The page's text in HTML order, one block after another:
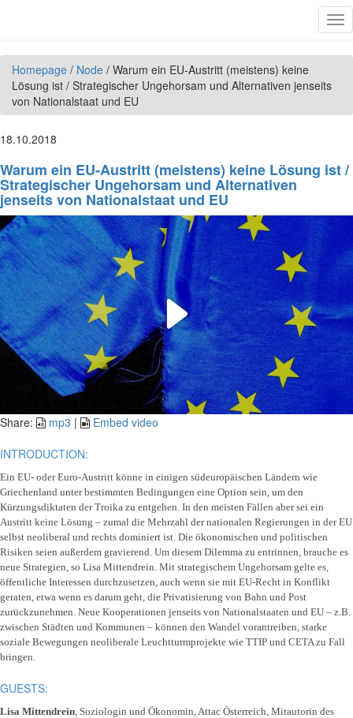
Homepage / Node / Warum ein EU-Austritt (meistens) keine
Lösung ist / Strategischer Ungehorsam und Alternativen jenseits
von Nationalstaat und EU
18.10.2018
Warum ein EU-Austritt (meistens) keine Lösung ist /
Strategischer Ungehorsam und Alternativen
jenseits von Nationalstaat und EU
Play
Video
Share: mp3 |
Embed video
INTRODUCTION:
Ein EU- oder Euro-Austritt könne in einigen südeuropäischen Ländern wie
Griechenland unter bestimmten Bedingungen eine Option sein, um den
Kürzungsdiktaten der Troika zu entgehen. In den meisten Fällen aber sei ein
Austritt keine Lösung – zumal die Mehrzahl der nationalen Regierungen in der EU
selbst neoliberal und rechts dominiert ist. Die ökonomischen und politischen
Risiken seien außerdem gravierend. Um diesem Dilemma zu entrinnen, brauche es
neue Strategien, so Lisa Mittendrein. Mit strategischem Ungehorsam gelte es,
öffentliche Interessen durchzusetzen, auch wenn sie mit EU-Recht in Konflikt
geraten, etwa wenn es darum geht, die Privatisierung von Bahn und Post
zurückzunehmen. Neue Kooperationen jenseits von Nationalstaaten und EU – z.B.
zwischen Städten und Kommunen – können den Wandel vorantreiben, starke
soziale Bewegungen neoliberale Leuchtturmprojekte wie TTIP und CETA zu Fall
bringen.
GUESTS:
Lisa Mittendrein, Soziologin und Ökonomin, Attac Österreich, Mitautorin des